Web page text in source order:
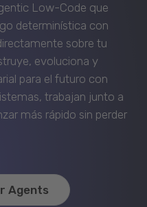
Low-Code que
determinística con
sobre tu
evoluciona y
para el futuro con
trabajan junto a
más rápido sin perder
Agents